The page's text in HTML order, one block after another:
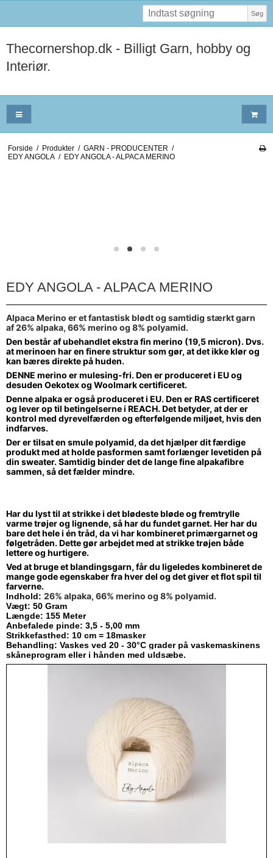
Søg
Thecornershop.dk - Billigt Garn, hobby og
Interiør.
Forside / Produkter / GARN - PRODUCENTER /
EDY ANGOLA / EDY ANGOLA - ALPACA MERINO
EDY ANGOLA - ALPACA MERINO
Alpaca Merino er et fantastisk blødt og samtidig stærkt garn
af26% alpaka, 66% merino og 8% polyamid.
Den består af ubehandlet ekstra fin merino (19,5 micron). Dvs.
at merinoen har en finere struktur som gør, at det ikke klør og
kan bæres direkte på huden.
DENNE merino er mulesing-fri. Den er produceret i EU og
desuden Oekotex og Woolmark certificeret.
Denne alpaka er også produceret i EU. Den er RAS certificeret
og lever op til betingelserne i REACH. Det betyder, at der er
kontrol med dyrevelfærden og efterfølgende miljøet, hvis den
indfarves.
Der er tilsat en smule polyamid, da det hjælper dit færdige
produkt med at holde pasformen samt forlænger levetiden på
din sweater. Samtidig binder det de lange fine alpakafibre
sammen, så det fælder mindre.
Har du lyst til at strikke i det blødeste bløde og fremtrylle
varme trøjer og lignende, så har du fundet garnet. Her har du
bare det hele i én tråd, da vi har kombineret primærgarnet og
følgetråden. Dette gør arbejdet med at strikke trøjen både
lettere og hurtigere.
Ved at bruge et blandingsgarn, får du ligeledes kombineret de
mange gode egenskaber fra hver del og det giver et flot spil til
farverne.
Indhold: 26% alpaka, 66% merino og 8% polyamid.
Vægt: 50 Gram
Længde: 155 Meter
Anbefalede pinde: 3,5 - 5,00 mm
Strikkefasthed: 10 cm = 18masker
Behandling: Vaskes ved 20 - 30°C grader på vaskemaskinens
skåneprogram eller i hånden med uldsæbe.